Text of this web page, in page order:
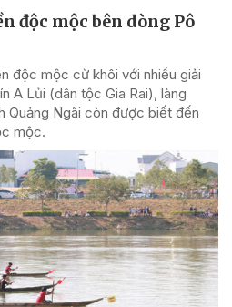
độc mộc bên dòng Pô
độc mộc cừ khôi với nhiều giải
A Lủi (dân tộc Gia Rai), làng
Quảng Ngãi còn được biết đến
mộc.